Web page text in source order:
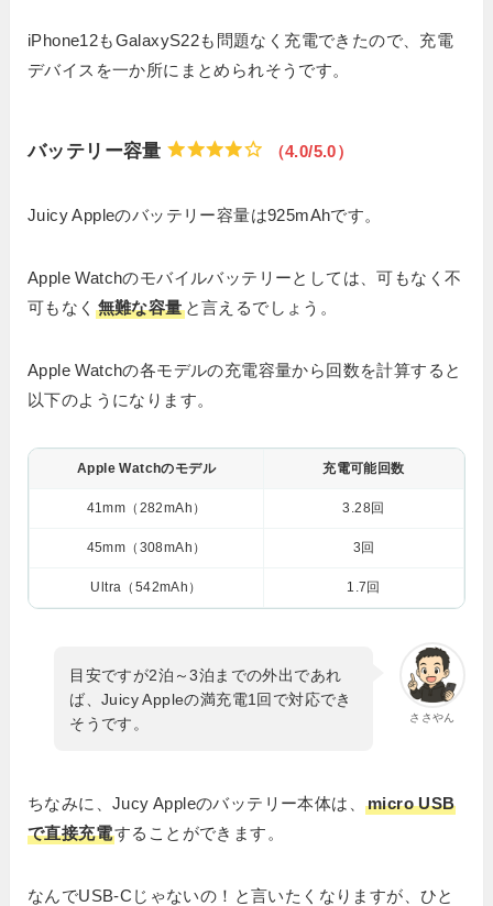
iPhone12もGalaxyS22も問題なく充電できたので、充電
デバイスを一か所にまとめられそうです。
バッテリー容量 （4.0/5.0）
Juicy Appleのバッテリー容量は925mAhです。
Apple Watchのモバイルバッテリーとしては、可もなく不
可もなく 無難な容量と言えるでしょう。
Apple Watchの各モデルの充電容量から回数を計算すると
以下のようになります。
Apple Watchのモデル 充電可能回数
41mm（282mAh） 3.28回
45mm（308mAh） 3回
Ultra（542mAh） 1.7回
ささやん
目安ですが2泊～3泊までの外出であれ
ば、Juicy Appleの満充電1回で対応でき
そうです。
ちなみに、Jucy Appleのバッテリー本体は、micro USB
で直接充電することができます。
なんでUSB-Cじゃないの！と言いたくなりますが、ひと